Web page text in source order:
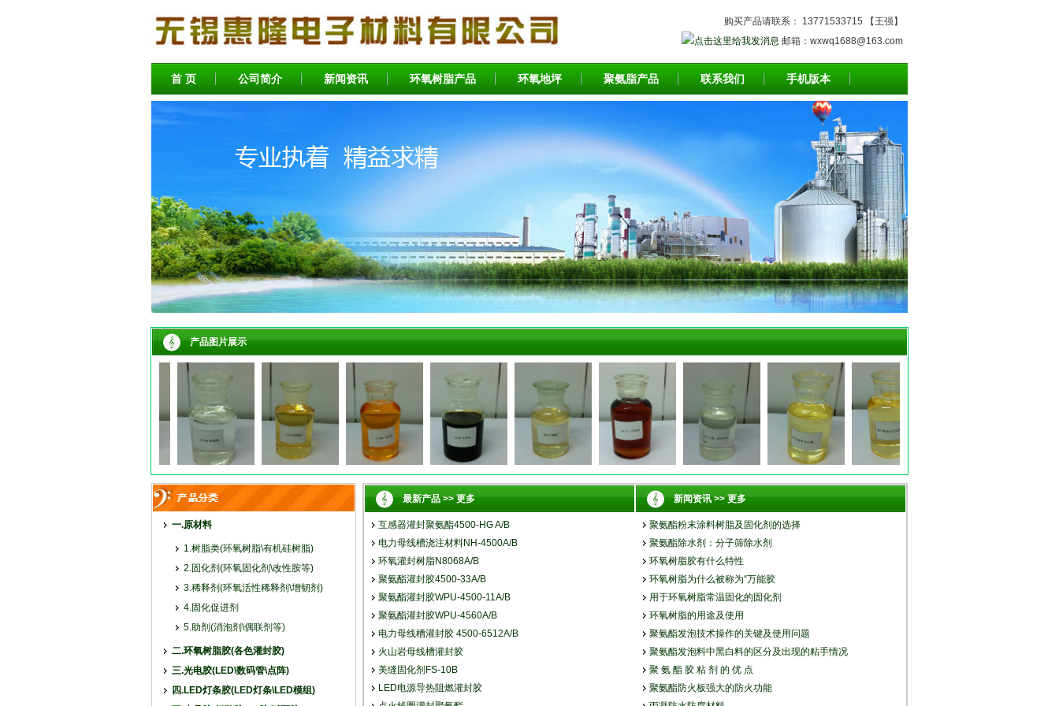
购买产品请联系： 13771533715 【王强】
邮箱：wxwq1688@163.com
首 页 公司简介 新闻资讯 环氧树脂产品 环氧地坪 聚氨脂产品 联系我们 手机版本
产品图片展示
一.原材料
1.树脂类(环氧树脂\有机硅树脂)
2.固化剂(环氧固化剂\改性胺等)
3.稀释剂(环氧活性稀释剂\增韧剂)
4.固化促进剂
5.助剂(消泡剂\偶联剂等)
二.环氧树脂胶(各色灌封胶)
三.光电胶(LED\数码管\点阵)
四.LED灯条胶(LED灯条\LED模组)
最新产品 >> 更多
互感器灌封聚氨酯4500-HG A/B
电力母线槽浇注材料NH-4500A/B
环氧灌封树脂N8068A/B
聚氨酯灌封胶4500-33A/B
聚氨酯灌封胶WPU-4500-11A/B
聚氨酯灌封胶WPU-4560A/B
电力母线槽灌封胶 4500-6512A/B
火山岩母线槽灌封胶
美缝固化剂FS-10B
LED电源导热阻燃灌封胶
新闻资讯 >> 更多
聚氨酯粉末涂料树脂及固化剂的选择
聚氨酯除水剂：分子筛除水剂
环氧树脂胶有什么特性
环氧树脂为什么被称为“万能胶
用于环氧树脂常温固化的固化剂
环氧树脂的用途及使用
聚氨酯发泡技术操作的关键及使用问题
聚氨酯发泡料中黑白料的区分及出现的粘手情况
聚 氨 酯 胶 粘 剂 的 优 点
聚氨酯防火板强大的防火功能